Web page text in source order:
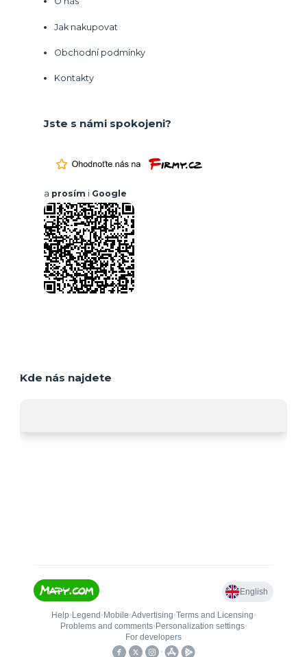
Jak nakupovat
Obchodní podmínky
Kontakty
Jste s námi spokojeni?
a prosím i Google
Kde nás najdete